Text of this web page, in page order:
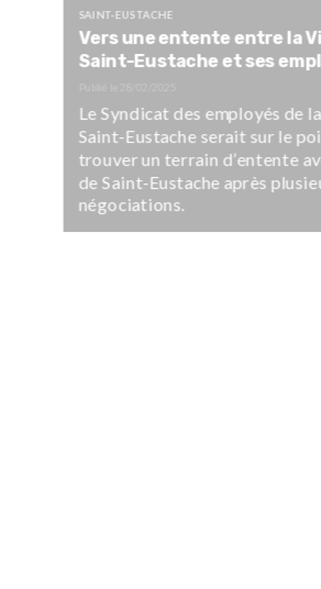
SAINT-EUSTACHE
Vers une entente entre la
Saint-Eustache et ses
Le Syndicat des employés de
Saint-Eustache serait sur le
trouver un terrain d’entente
de Saint-Eustache après
négociations.